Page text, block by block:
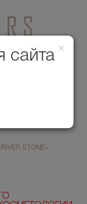
STONE»
×
сайта